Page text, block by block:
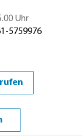
Uhr
5759976